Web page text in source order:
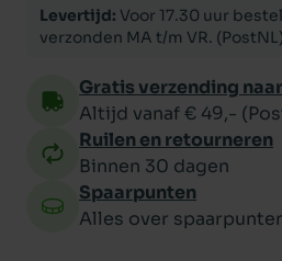
Levertijd: Voor 17.30 uur
verzonden MA t/m VR. (PostNL)
Gratis verzending naar
Altijd vanaf € 49,-
Ruilen en retourneren
Binnen 30 dagen
Spaarpunten
Alles over